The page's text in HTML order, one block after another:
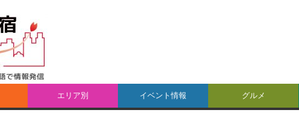
エリア別 イベント情報 グルメ